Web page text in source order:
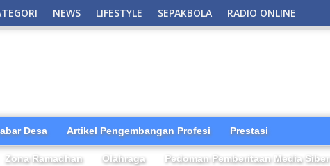
NEWS LIFESTYLE SEPAKBOLA RADIO ONLINE
Desa Artikel Pengembangan Profesi Prestasi
Zona Ramadhan Olahraga Pedoman Pemberitaan Media Siber